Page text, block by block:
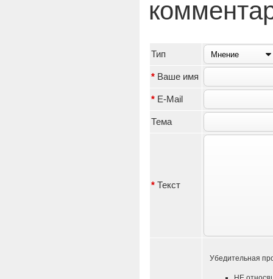
Тип
* Ваше имя
* E-Mail
Тема
* Текст
Убедительная